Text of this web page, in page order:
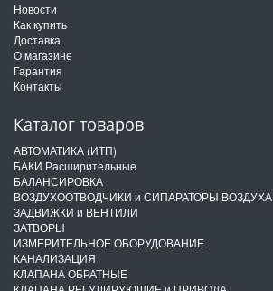
Новости
Как купить
Доставка
О магазине
Гарантия
Контакты
Каталог товаров
АВТОМАТИКА (ИТП)
БАКИ Расширительные
БАЛАНСИРОВКА
ВОЗДУХООТВОДЧИКИ и СИПАРАТОРЫ ВОЗДУХА
ЗАДВИЖКИ и ВЕНТИЛИ
ЗАТВОРЫ
ИЗМЕРИТЕЛЬНОЕ ОБОРУДОВАНИЕ
КАНАЛИЗАЦИЯ
КЛАПАНА ОБРАТНЫЕ